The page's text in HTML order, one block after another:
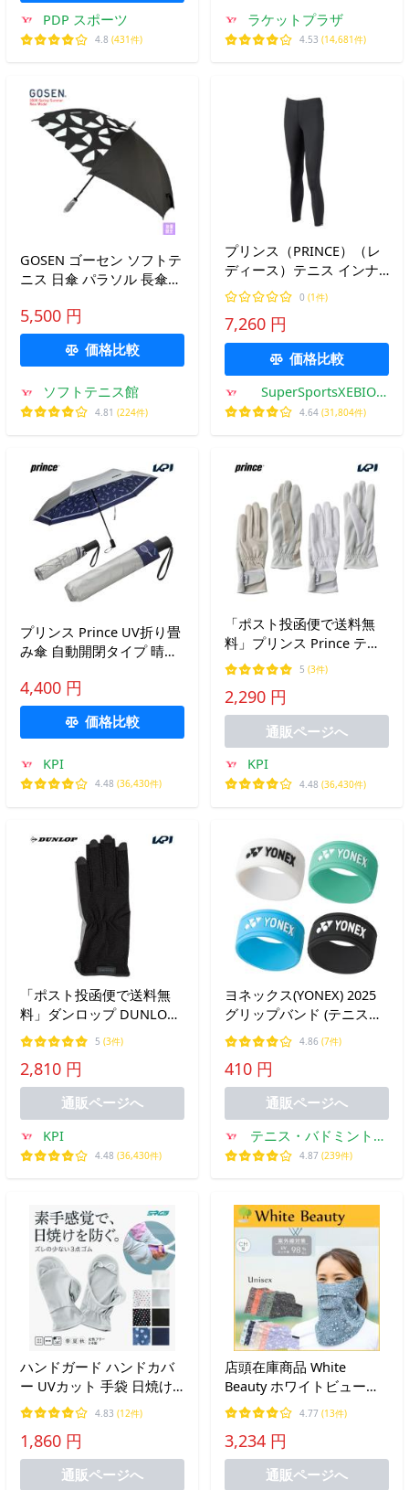
PDP スポーツ
4.8 (431件)
ラケットプラザ
4.53 (14,681件)
GOSEN ゴーセン ソフトテ
ニス 日傘 パラソル 長傘
（75cm）星 ソフトテニス
公式ルール対応
AC91BK【ヤマ】
5,500 円
価格比較
ソフトテニス館
4.81 (224件)
プリンス（PRINCE）（レ
ディース）テニス インナ
ーウェア アイスドライ ロ
ングパンツ UW832 165
BLK
0 (1件)
7,260 円
価格比較
SuperSportsXEBIO
Yahoo!店
4.64 (31,804件)
プリンス Prince UV折り畳
み傘 自動開閉タイプ 晴雨
ル テニスアクセサリー ラ
ケット柄 PA350
4,400 円
価格比較
KPI
4.48 (36,430件)
「ポスト投函便で送料無
料」プリンス Prince テニ
ス手袋・グローブ レディ
ース サラカラロンググロ
ーブ 手の平 穴なし
PG986-2025
5 (3件)
2,290 円
通販ページへ
KPI
4.48 (36,430件)
「ポスト投函便で送料無
料」ダンロップ DUNLOP
テニス手袋・グローブ レ
ディース テニスグローブ
ネイルスルー 両手セット
ベルトなしタイプ
TGG0518W TGG-0518W
5 (3件)
2,810 円
通販ページへ
KPI
4.48 (36,430件)
ヨネックス(YONEX) 2025
グリップバンド (テニス・
ソフトテニス用) AC174
【国内正規品】 [M便 1/20]
4.86 (7件)
410 円
通販ページへ
テニス・バドミントン
専門店TIPSPORTS
4.87 (239件)
ハンドガード ハンドカバ
ー UVカット 手袋 日焼け
防止 吸汗速乾 テニス ゴル
フ ランニング レディース
日本製 送料無料
4.83 (12件)
1,860 円
通販ページへ
店頭在庫商品 White
Beauty ホワイトビューテ
ィー テニス フェイスカバ
ーCH型 フェイスマスク
UVカット 日焼け対策 スポ
ーツマスク (R-T)
4.77 (13件)
3,234 円
通販ページへ